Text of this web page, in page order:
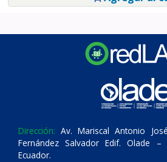
Dirección: Av. Mariscal Antonio
Fernández Salvador Edif. Olade
Ecuador.